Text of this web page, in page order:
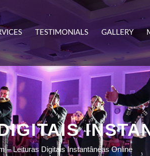
TESTIMONIALS GALLERY
– Leituras Digitais Instantâneas Online